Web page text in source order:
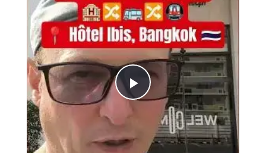
Play
Video